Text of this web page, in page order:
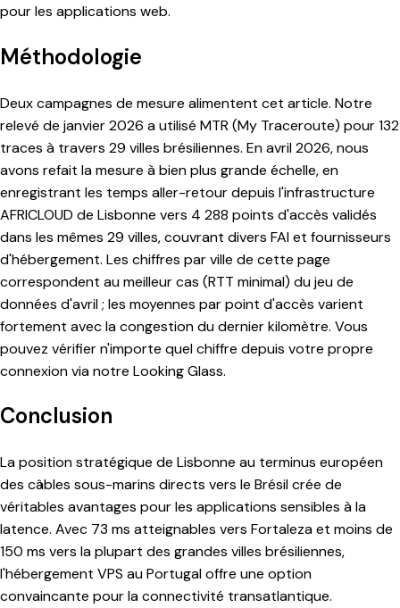
pour les applications web.
Méthodologie
Deux campagnes de mesure alimentent cet article. Notre
relevé de janvier 2026 a utilisé MTR (My Traceroute) pour 132
traces à travers 29 villes brésiliennes. En avril 2026, nous
avons refait la mesure à bien plus grande échelle, en
enregistrant les temps aller-retour depuis l'infrastructure
AFRICLOUD de Lisbonne vers 4 288 points d'accès validés
dans les mêmes 29 villes, couvrant divers FAI et fournisseurs
d'hébergement. Les chiffres par ville de cette page
correspondent au meilleur cas (RTT minimal) du jeu de
données d'avril ; les moyennes par point d'accès varient
fortement avec la congestion du dernier kilomètre. Vous
pouvez vérifier n'importe quel chiffre depuis votre propre
connexion via notre Looking Glass.
Conclusion
La position stratégique de Lisbonne au terminus européen
des câbles sous-marins directs vers le Brésil crée de
véritables avantages pour les applications sensibles à la
latence. Avec 73 ms atteignables vers Fortaleza et moins de
150 ms vers la plupart des grandes villes brésiliennes,
l'hébergement VPS au Portugal offre une option
convaincante pour la connectivité transatlantique.